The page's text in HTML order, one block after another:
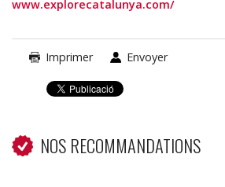
www.explorecatalunya.com/
Imprimer Envoyer
NOS RECOMMANDATIONS